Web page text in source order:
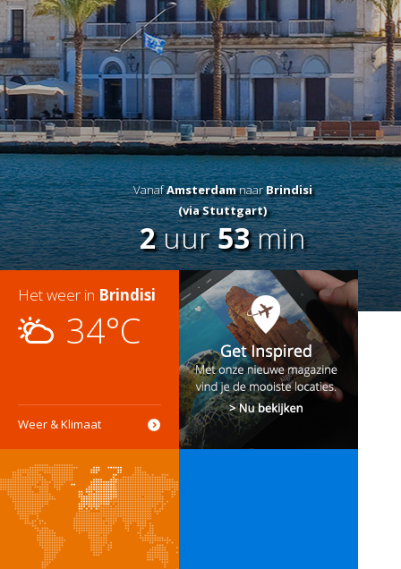
VanafAmsterdamnaarBrindisi
(via Stuttgart)
2uur53min
Het weer in Brindisi
34°C
Weer & Klimaat